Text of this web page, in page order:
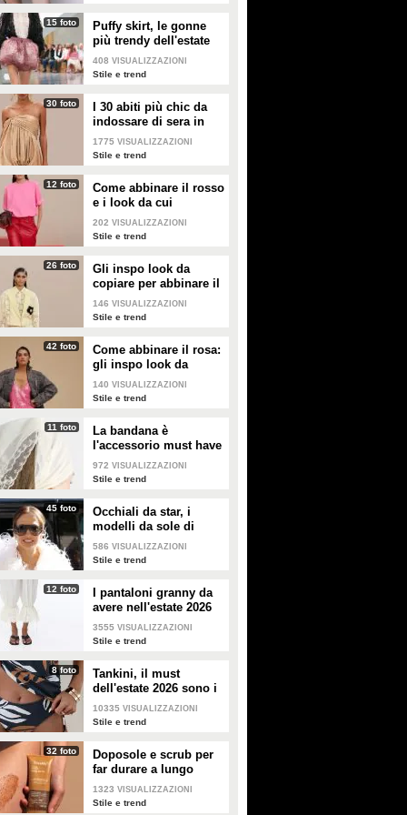
15 foto
Puffy skirt, le gonne
più trendy dell'estate
2026 sono quelle a
palloncino
408 VISUALIZZAZIONI
Stile e trend
30 foto
I 30 abiti più chic da
indossare di sera in
estate
1775 VISUALIZZAZIONI
Stile e trend
12 foto
Come abbinare il rosso
e i look da cui
prendere ispirazione
202 VISUALIZZAZIONI
Stile e trend
26 foto
Gli inspo look da
copiare per abbinare il
giallo
146 VISUALIZZAZIONI
Stile e trend
42 foto
Come abbinare il rosa:
gli inspo look da
copiare
140 VISUALIZZAZIONI
Stile e trend
11 foto
La bandana è
l'accessorio must have
dell'estate 2026: i
modelli di tendenza
972 VISUALIZZAZIONI
Stile e trend
45 foto
Occhiali da star, i
modelli da sole di
tendenza per l'estate
2026
586 VISUALIZZAZIONI
Stile e trend
12 foto
I pantaloni granny da
avere nell'estate 2026
3555 VISUALIZZAZIONI
Stile e trend
8 foto
Tankini, il must
dell'estate 2026 sono i
costumi con la canotta
10335 VISUALIZZAZIONI
Stile e trend
32 foto
Doposole e scrub per
far durare a lungo
l'abbronzatura in estate
1323 VISUALIZZAZIONI
Stile e trend